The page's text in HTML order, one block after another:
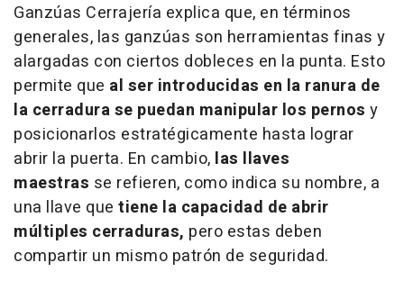
Ganzúas Cerrajería explica que, en términos
generales, las ganzúas son herramientas finas y
alargadas con ciertos dobleces en la punta. Esto
permite que al ser introducidas en la ranura de
la cerradura se puedan manipular los pernos y
posicionarlos estratégicamente hasta lograr
abrir la puerta. En cambio, las llaves
maestras se refieren, como indica su nombre, a
una llave que tiene la capacidad de abrir
múltiples cerraduras, pero estas deben
compartir un mismo patrón de seguridad.